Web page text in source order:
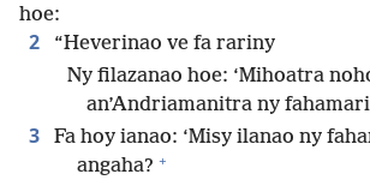
hoe:
2
“Heverinao ve fa rariny
Ny filazanao hoe: ‘Mihoatra
an’Andriamanitra ny
3
Fa hoy ianao: ‘Misy ilanao ny
angaha? +